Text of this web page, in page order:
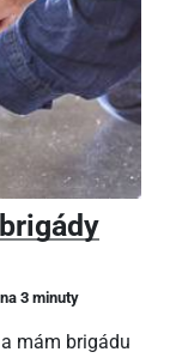
3 minuty
mám brigádu